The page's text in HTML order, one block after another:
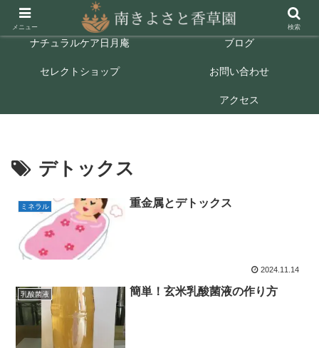
ホーム ごあいさつ
ナチュラルケア日月庵 ブログ
セレクトショップ お問い合わせ
アクセス
デトックス
ミネラル 重金属とデトックス
2024.11.14
乳酸菌液 簡単！玄米乳酸菌液の作り方
メニュー 検索